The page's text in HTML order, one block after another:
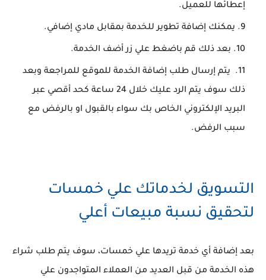
إعطائها للعميل.
يمكنك إضافة تطوير للخدمة بمقابل مادي إضافي.
بعد ذلك قم باضغط علي زر أضف الخدمة.
يتم إرسال طلب إضافة الخدمة للموقع للمراجعة وبعد
ذلك سوف يتم الرد عليك خلال 24 ساعة كحد أقصي عبر
البريد الإلكتروني الخاص بك سواء بالقبول او بالرفض مع
سبب الرفض.
التسويق لخدماتك علي خمسات
لتحقيق نسبة مبيعات أعلي
بعد إضافة أي خدمة تريدها علي خمسات، سوف يتم طلب شراء
هذه الخدمة من قبل العديد من العملاء المتواجدون علي